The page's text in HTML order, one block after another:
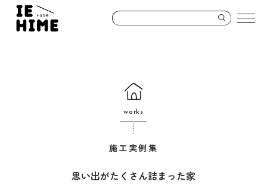
works
施工実例集
思い出がたくさん詰まった家